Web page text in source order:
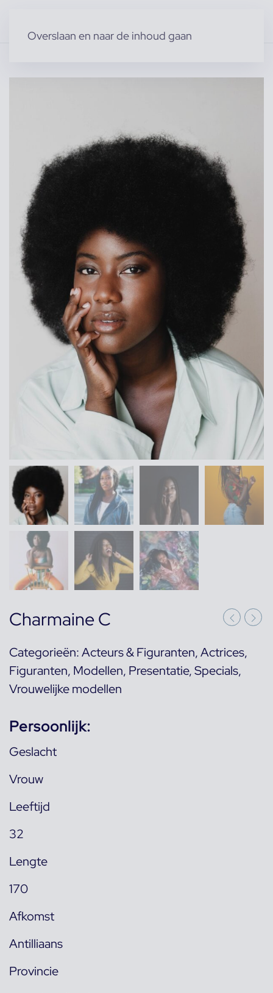
Overslaan en naar de inhoud gaan
Charmaine C
Categorieën:Acteurs & Figuranten,Actrices,
Figuranten, Modellen, Presentatie,Specials,
Vrouwelijke modellen
Persoonlijk:
Geslacht
Vrouw
Leeftijd
32
Lengte
170
Afkomst
Antilliaans
Provincie